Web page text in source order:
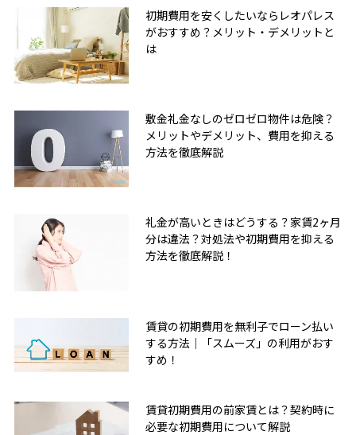
初期費用を安くしたいならレオパレス
がおすすめ？メリット・デメリットと
は
敷金礼金なしのゼロゼロ物件は危険？
メリットやデメリット、費用を抑える
方法を徹底解説
礼金が高いときはどうする？家賃2ヶ月
分は違法？対処法や初期費用を抑える
方法を徹底解説！
賃貸の初期費用を無利子でローン払い
する方法｜「スムーズ」の利用がおす
すめ！
賃貸初期費用の前家賃とは？契約時に
必要な初期費用について解説